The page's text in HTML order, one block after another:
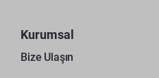
Kurumsal
Bize Ulaşın